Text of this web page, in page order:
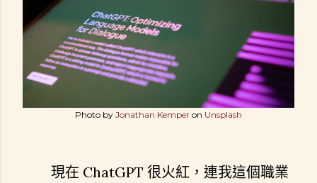
Photo by Jonathan Kemper on Unsplash
現在 ChatGPT 很火紅，連我這個職業